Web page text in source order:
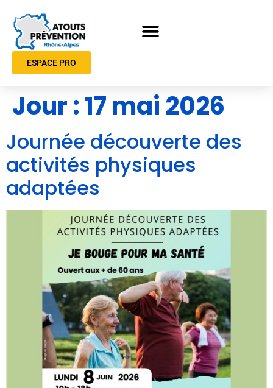
ESPACE PRO
Jour :17 mai 2026
Journée découverte des
activités physiques
adaptées